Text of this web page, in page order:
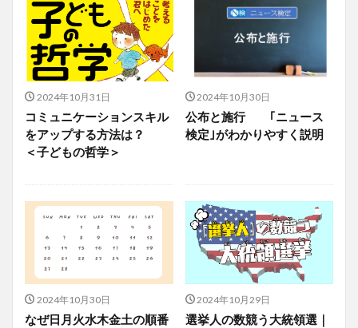
2024年10月31日
コミュニケーションスキル
をアップする方法は？
＜子どもの哲学＞
2024年10月30日
公布と施行 ｢ニュース
検定｣がわかりやすく説明
2024年10月30日
なぜ日月火水木金土の順番
2024年10月29日
選挙人の数競う大統領選｜